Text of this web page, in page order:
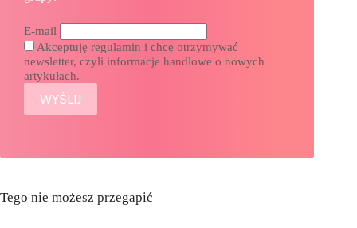
E-mail
Akceptuję regulamin i chcę otrzymywać
newsletter, czyli informacje handlowe o nowych
artykułach.
Tego nie możesz przegapić